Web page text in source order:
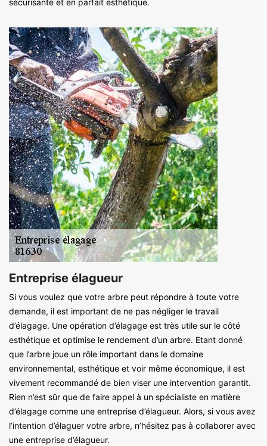
sécurisante et en parfait esthétique.
Entreprise élagueur
Si vous voulez que votre arbre peut répondre à toute votre
demande, il est important de ne pas négliger le travail
d’élagage. Une opération d’élagage est très utile sur le côté
esthétique et optimise le rendement d’un arbre. Etant donné
que l’arbre joue un rôle important dans le domaine
environnemental, esthétique et voir même économique, il est
vivement recommandé de bien viser une intervention garantit.
Rien n’est sûr que de faire appel à un spécialiste en matière
d’élagage comme une entreprise d’élagueur. Alors, si vous avez
l’intention d’élaguer votre arbre, n’hésitez pas à collaborer avec
une entreprise d’élagueur.